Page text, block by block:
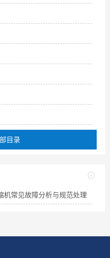
目录
机常见故障分析与规范处理